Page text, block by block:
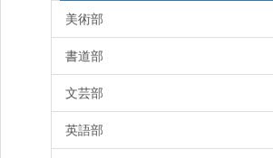
美術部
書道部
文芸部
英語部